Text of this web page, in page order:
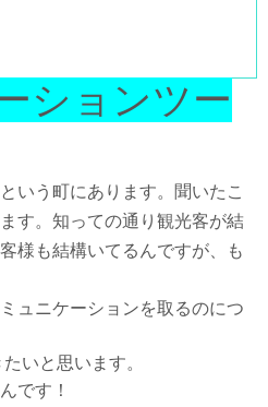
ションツー
いう町にあります。聞いたこ
す。知っての通り観光客が結
様も結構いてるんですが、も
ュニケーションを取るのにつ
いと思います。
です！